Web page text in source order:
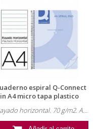
espiral Q-Connect
A4 micro tapa plastico
Rayado horizontal. 70 g/m2. Azul.